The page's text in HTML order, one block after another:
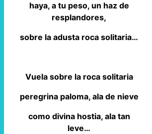
haya, a tu peso, un haz de
resplandores,
sobre la adusta roca solitaria…
Vuela sobre la roca solitaria
peregrina paloma, ala de nieve
como divina hostia, ala tan
leve…